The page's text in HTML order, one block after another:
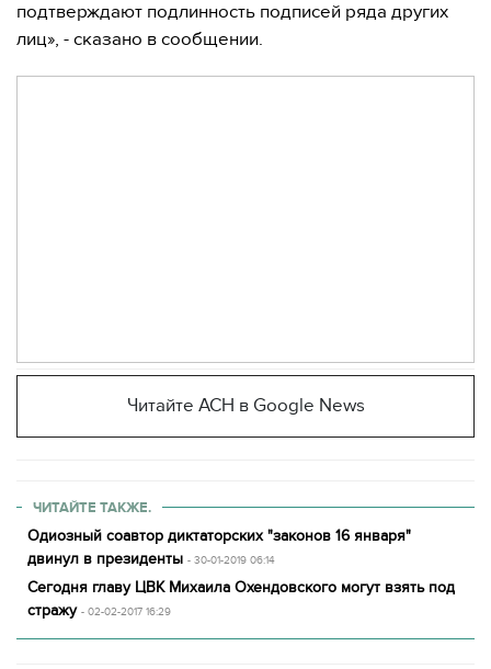
подтверждают подлинность подписей ряда других
лиц», - сказано в сообщении.
Читайте АСН в Google News
ЧИТАЙТЕ ТАКЖЕ.
Одиозный соавтор диктаторских "законов 16 января"
двинул в президенты - 30-01-2019 06:14
Сегодня главу ЦВК Михаила Охендовского могут взять под
стражу - 02-02-2017 16:29